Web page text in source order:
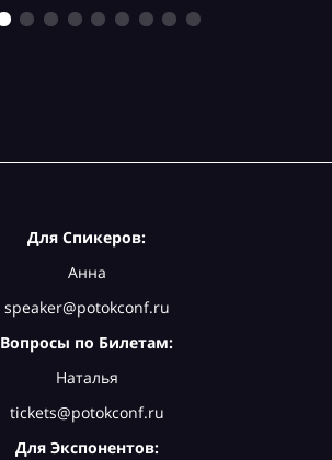
Для Спикеров:
Анна
speaker@potokconf.ru
Вопросы по Билетам:
Наталья
tickets@potokconf.ru
Для Экспонентов: